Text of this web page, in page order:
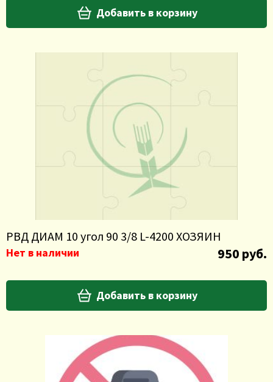
Добавить в корзину
РВД ДИАМ 10 угол 90 3/8 L-4200 ХОЗЯИН
Нет в наличии 950 руб.
Добавить в корзину